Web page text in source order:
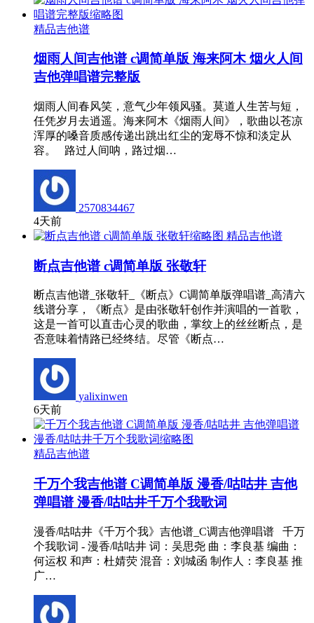
精品吉他谱
烟雨人间吉他谱 c调简单版 海来阿木 烟火人间
吉他弹唱谱完整版
烟雨人间春风笑，意气少年领风骚。莫道人生苦与短，
任凭岁月去逍遥。海来阿木《烟雨人间》，歌曲以苍凉
浑厚的嗓音质感传递出跳出红尘的宠辱不惊和淡定从
容。 路过人间呐，路过烟…
2570834467
4天前
精品吉他谱
断点吉他谱 c调简单版 张敬轩
断点吉他谱_张敬轩_《断点》C调简单版弹唱谱_高清六
线谱分享，《断点》是由张敬轩创作并演唱的一首歌，
这是一首可以直击心灵的歌曲，掌纹上的丝丝断点，是
否意味着情路已经终结。尽管《断点…
yalixinwen
6天前
精品吉他谱
千万个我吉他谱 C调简单版 漫香/咕咕井 吉他
弹唱谱 漫香/咕咕井千万个我歌词
漫香/咕咕井《千万个我》吉他谱_C调吉他弹唱谱 千万
个我歌词 - 漫香/咕咕井 词：吴思尧 曲：李良基 编曲：
何运权 和声：杜婧荧 混音：刘城函 制作人：李良基 推
广…